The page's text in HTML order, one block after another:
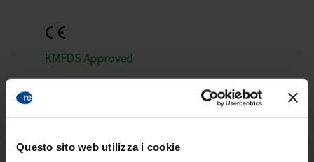
Questo sito web utilizza i cookie